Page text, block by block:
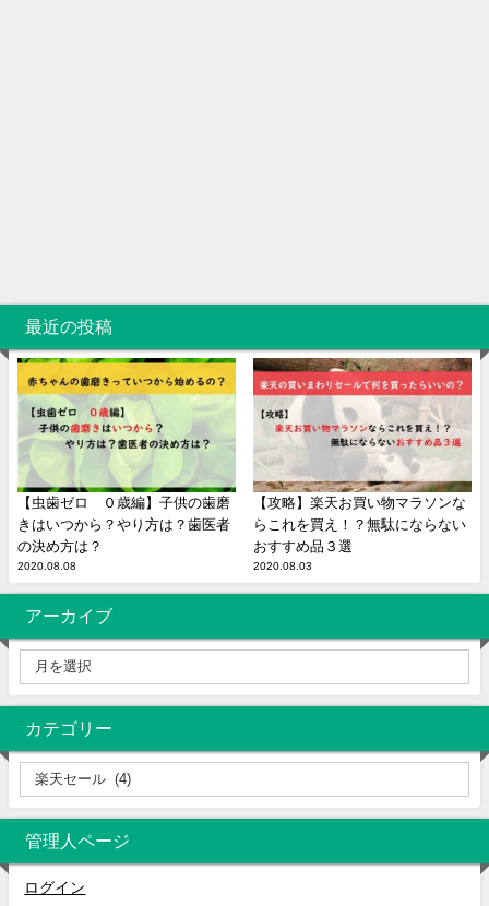
最近の投稿
【虫歯ゼロ ０歳編】子供の歯磨
きはいつから？やり方は？歯医者
の決め方は？
2020.08.08
【攻略】楽天お買い物マラソンな
らこれを買え！？無駄にならない
おすすめ品３選
2020.08.03
アーカイブ
カテゴリー
管理人ページ
ログイン